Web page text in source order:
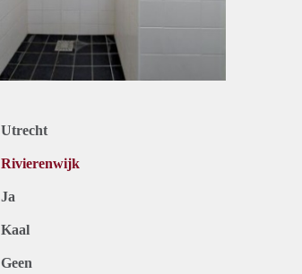
Utrecht
Rivierenwijk
Ja
Kaal
Geen